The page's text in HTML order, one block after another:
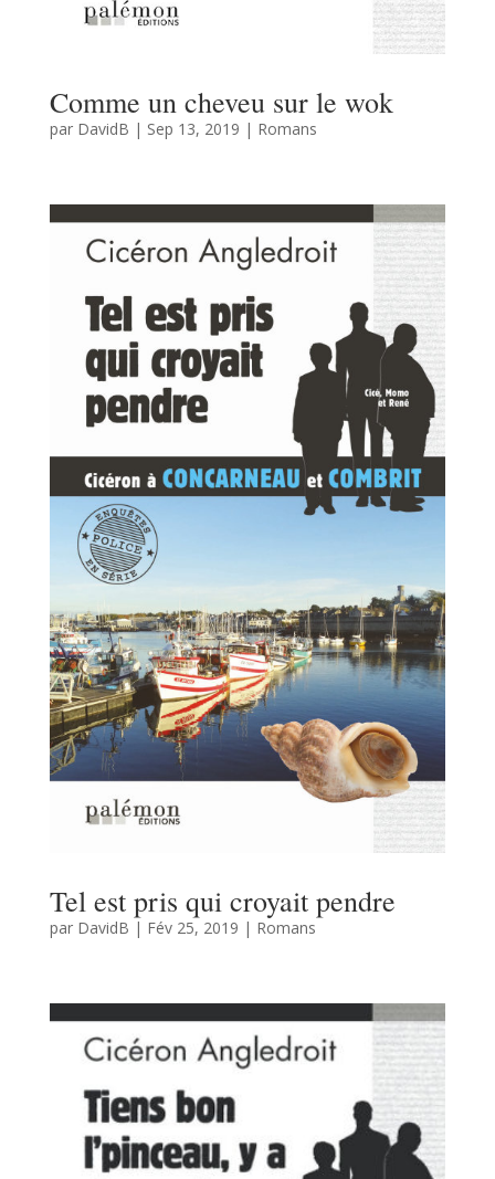
Comme un cheveu sur le wok
par DavidB | Sep 13, 2019 | Romans
Tel est pris qui croyait pendre
par DavidB | Fév 25, 2019 | Romans